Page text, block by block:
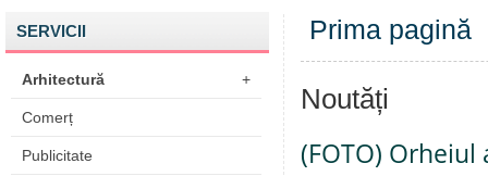
SERVICII
Arhitectură +
Comerț
Publicitate
Prima pagină
Noutăți
(FOTO)